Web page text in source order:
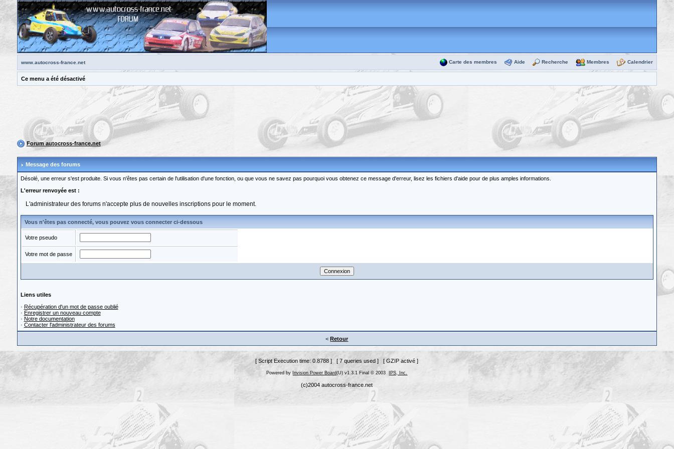
www.autocross-france.net Carte des membres Aide Recherche Membres Calendrier
Ce menu a été désactivé
Forum autocross-france.net
Message des forums
Désolé, une erreur s'est produite. Si vous n'êtes pas certain de l'utilisation d'une fonction, ou que vous ne savez pas pourquoi vous obtenez ce message d'erreur, lisez les fichiers d'aide pour de plus amples informations.
L'erreur renvoyée est :
L'administrateur des forums n'accepte plus de nouvelles inscriptions pour le moment.
Vous n'êtes pas connecté, vous pouvez vous connecter ci-dessous
Votre pseudo
Votre mot de passe
Liens utiles
· Récupération d'un mot de passe oublié
· Enregistrer un nouveau compte
· Notre documentation
· Contacter l'administrateur des forums
<Retour
[ Script Execution time: 0.8788 ] [ 7 queries used ] [ GZIP activé ]
Powered by Invision Power Board(U) v1.3.1 Final © 2003 IPS, Inc.
(c)2004 autocross-france.net